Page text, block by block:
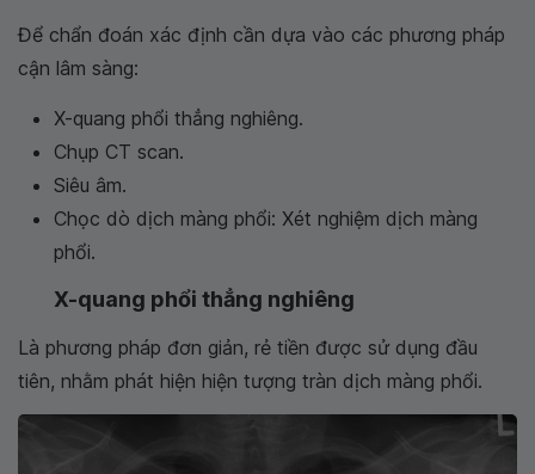
Để chẩn đoán xác định cần dựa vào các phương pháp
cận lâm sàng:
X-quang phổi thẳng nghiêng.
Chụp CT scan.
Siêu âm.
Chọc dò dịch màng phổi: Xét nghiệm dịch màng
phổi.
X-quang phổi thẳng nghiêng
Là phương pháp đơn giản, rẻ tiền được sử dụng đầu
tiên, nhằm phát hiện hiện tượng tràn dịch màng phổi.